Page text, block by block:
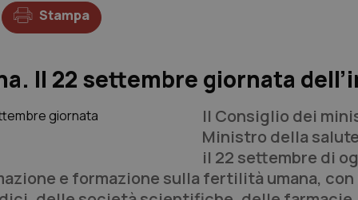
Stampa
Il 22 settembre giornata
Il Consiglio dei
Ministro della
il 22 settembre di
e formazione sulla fertilità umana,